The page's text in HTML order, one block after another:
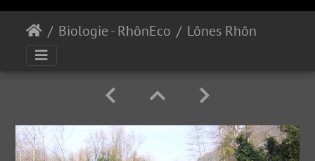
Biologie - RhônEco Lônes Rhône